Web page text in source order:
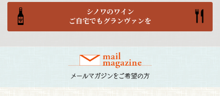
シノワのワイン
ご自宅でもグランヴァンを